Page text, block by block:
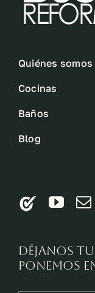
Quiénes somos
Cocinas
Baños
Blog
Déjanos
ponemos